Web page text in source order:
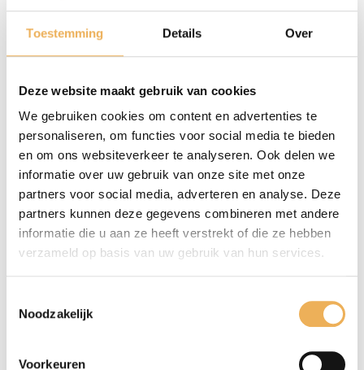
Toestemming Details Over
Deze website maakt gebruik van cookies
We gebruiken cookies om content en advertenties te
personaliseren, om functies voor social media te bieden
en om ons websiteverkeer te analyseren. Ook delen we
informatie over uw gebruik van onze site met onze
partners voor social media, adverteren en analyse. Deze
partners kunnen deze gegevens combineren met andere
informatie die u aan ze heeft verstrekt of die ze hebben
verzameld op basis van uw gebruik van hun services.
Noodzakelijk
Voorkeuren
€
38.95Extra informatie
Afmetingen
42 × 38 cm
GERELATEERDE PRODUCTEN